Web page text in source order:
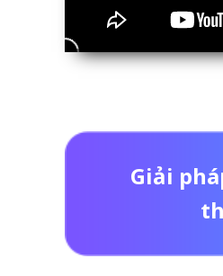
Giải